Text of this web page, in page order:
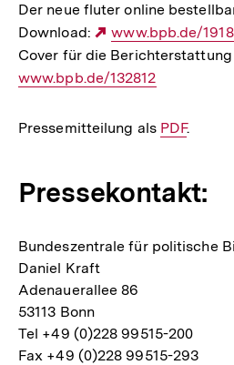
Der neue fluter online
Download:
Externer
Link:
www.bpb.de/
Cover für die Berichterstattung
www.bpb.de/132812
Pressemitteilung als Interner
PDF.
Pressekontakt:
Bundeszentrale für politische
Daniel Kraft
Adenauerallee 86
53113 Bonn
Tel +49 (0)228 99515-200
Fax +49 (0)228 99515-293